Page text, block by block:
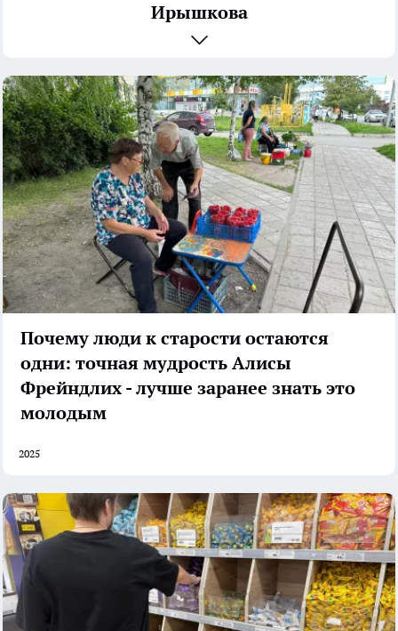
Ирышкова
Почему люди к старости остаются
одни: точная мудрость Алисы
Фрейндлих - лучше заранее знать это
молодым
2025